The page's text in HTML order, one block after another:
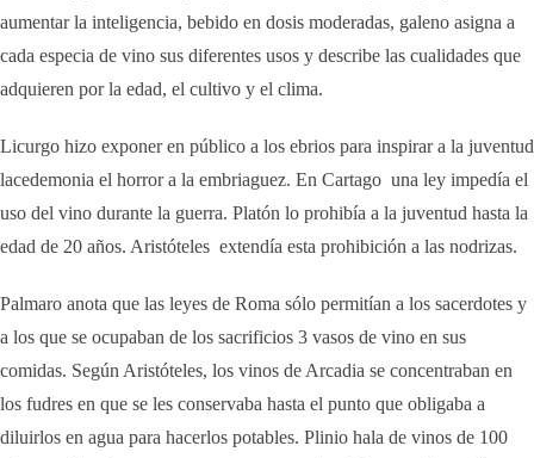
aumentar la inteligencia, bebido en dosis moderadas, galeno asigna a
cada especia de vino sus diferentes usos y describe las cualidades que
adquieren por la edad, el cultivo y el clima.
Licurgo hizo exponer en público a los ebrios para inspirar a la juventud
lacedemonia el horror a la embriaguez. En Cartago una ley impedía el
uso del vino durante la guerra. Platón lo prohibía a la juventud hasta la
edad de 20 años. Aristóteles extendía esta prohibición a las nodrizas.
Palmaro anota que las leyes de Roma sólo permitían a los sacerdotes y
a los que se ocupaban de los sacrificios 3 vasos de vino en sus
comidas. Según Aristóteles, los vinos de Arcadia se concentraban en
los fudres en que se les conservaba hasta el punto que obligaba a
diluirlos en agua para hacerlos potables. Plinio hala de vinos de 100